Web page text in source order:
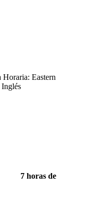
Horaria: Eastern
Inglés
7 horas de